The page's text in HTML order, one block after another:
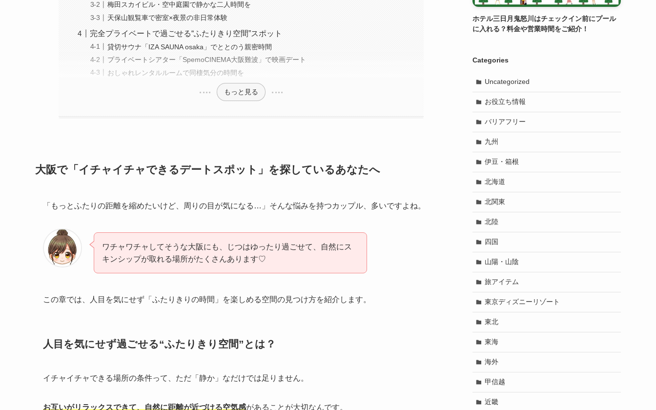
梅田スカイビル・空中庭園で静かな二人時間を
天保山観覧車で密室×夜景の非日常体験
完全プライベートで過ごせる“ふたりきり空間”スポット
貸切サウナ「IZA SAUNA osaka」でととのう親密時間
プライベートシアター「SpemoCINEMA大阪難波」で映画デート
おしゃれレンタルルームで同棲気分の時間を
もっと見る
大阪で「イチャイチャできるデートスポット」を探しているあなたへ
「もっとふたりの距離を縮めたいけど、周りの目が気になる…」そんな悩みを持つカップル、多いですよね。
ワチャワチャしてそうな大阪にも、じつはゆったり過ごせて、自然にス
キンシップが取れる場所がたくさんあります♡
この章では、人目を気にせず「ふたりきりの時間」を楽しめる空間の見つけ方を紹介します。
人目を気にせず過ごせる“ふたりきり空間”とは？
イチャイチャできる場所の条件って、ただ「静か」なだけでは足りません。
お互いがリラックスできて、自然に距離が近づける空気感があることが大切なんです。
ホテル三日月鬼怒川はチェックイン前にプール
に入れる？料金や営業時間をご紹介！
Categories
Uncategorized
お役立ち情報
バリアフリー
九州
伊豆・箱根
北海道
北関東
北陸
四国
山陽・山陰
旅アイテム
東京ディズニーリゾート
東北
東海
海外
甲信越
近畿